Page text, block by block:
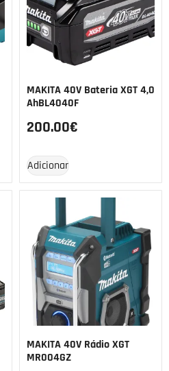
MAKITA 40V Bateria XGT 4,0
AhBL4040F
200.00€
Adicionar
MAKITA 40V Rádio XGT
MR004GZ